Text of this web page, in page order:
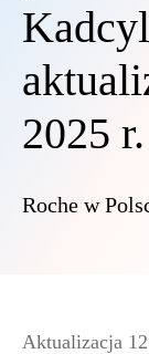
2025 r.
Roche w
Aktualizacja